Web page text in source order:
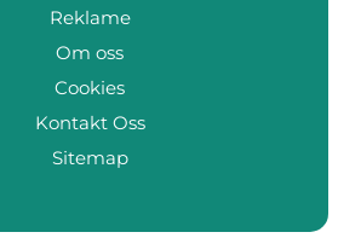
Reklame
Om oss
Cookies
Kontakt Oss
Sitemap